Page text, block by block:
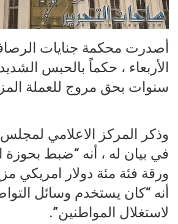
أصدرت محكمة جنايات
الأربعاء ، حكماً بالحبس
سنوات بحق مروج للعملة
وذكر المركز الاعلامي لمجلس
ورقة فئة مئة دولار امريكي
أنه “كان يستخدم وسائل
لاستغلال المواطنين”.